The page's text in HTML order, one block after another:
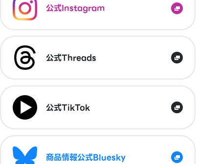
公式Instagram
公式Threads
公式TikTok
商品情報公式Bluesky